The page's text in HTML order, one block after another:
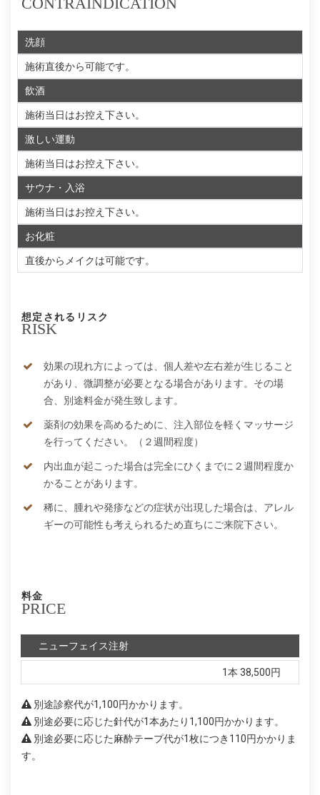
洗顔
施術直後から可能です。
飲酒
施術当日はお控え下さい。
激しい運動
施術当日はお控え下さい。
サウナ・入浴
施術当日はお控え下さい。
お化粧
直後からメイクは可能です。
想定されるリスク
RISK
効果の現れ方によっては、個人差や左右差が生じること
があり、微調整が必要となる場合があります。その場
合、別途料金が発生致します。
薬剤の効果を高めるために、注入部位を軽くマッサージ
を行ってください。（２週間程度）
内出血が起こった場合は完全にひくまでに２週間程度か
かることがあります。
稀に、腫れや発疹などの症状が出現した場合は、アレル
ギーの可能性も考えられるため直ちにご来院下さい。
料金
PRICE
ニューフェイス注射
1本 38,500円
別途診察代が1,100円かかります。
別途必要に応じた針代が1本あたり1,100円かかります。
別途必要に応じた麻酔テープ代が1枚につき110円かかりま
す。